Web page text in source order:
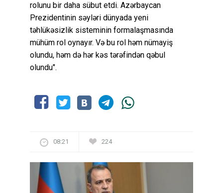
rolunu bir daha sübut etdi. Azərbaycan
Prezidentinin səyləri dünyada yeni
təhlükəsizlik sisteminin formalaşmasında
mühüm rol oynayır. Və bu rol həm nümayiş
olundu, həm də hər kəs tərəfindən qəbul
olundu".
08:21 224